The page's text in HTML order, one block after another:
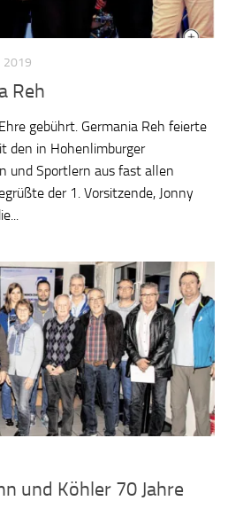
2019
Reh
gebührt. Germania Reh feierte
den in Hohenlimburger
und Sportlern aus fast allen
der 1. Vorsitzende, Jonny
und Köhler 70 Jahre